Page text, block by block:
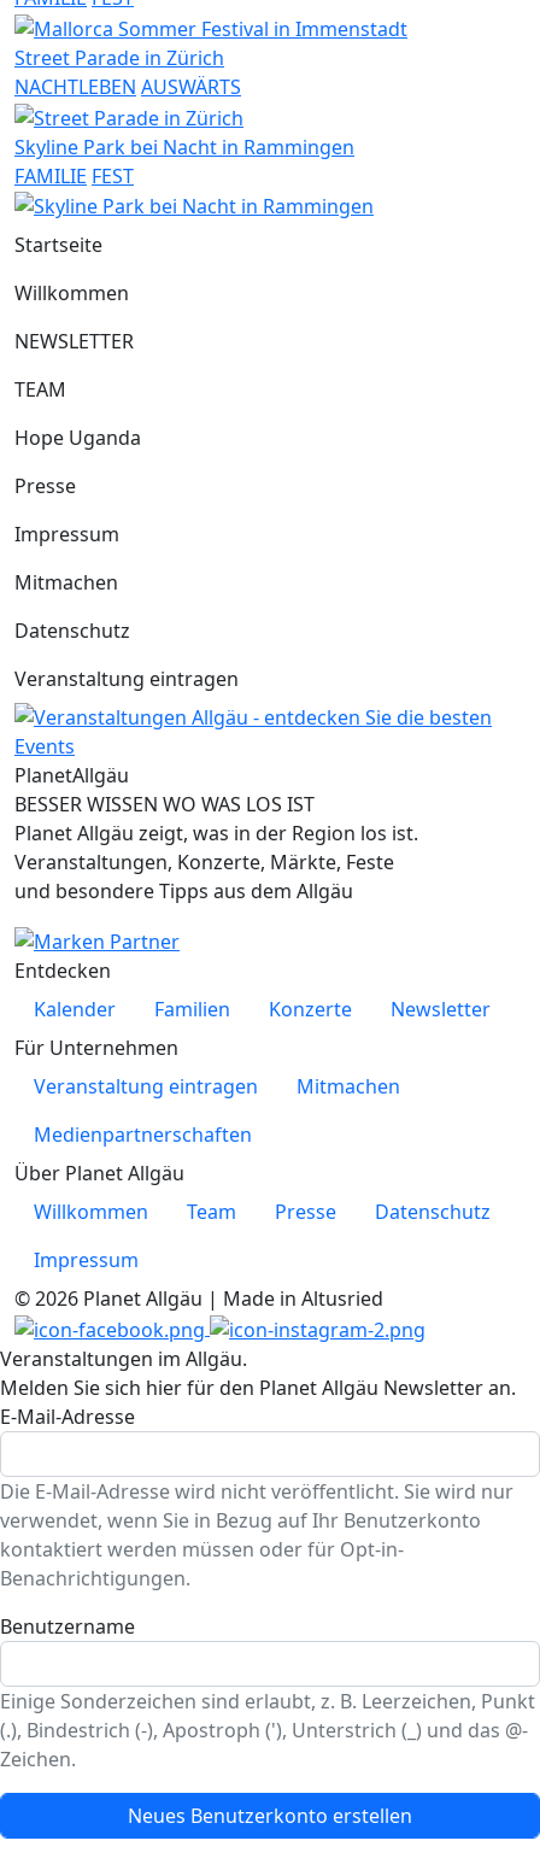
Street Parade in Zürich
NACHTLEBEN AUSWÄRTS
Skyline Park bei Nacht in Rammingen
FAMILIE FEST
Startseite
Willkommen
NEWSLETTER
TEAM
Hope Uganda
Presse
Impressum
Mitmachen
Datenschutz
Veranstaltung eintragen
PlanetAllgäu
BESSER WISSEN WO WAS LOS IST
Planet Allgäu zeigt, was in der Region los ist.
Veranstaltungen, Konzerte, Märkte, Feste
und besondere Tipps aus dem Allgäu
Entdecken
Kalender
Familien Konzerte
Newsletter
Für Unternehmen
Veranstaltung eintragen
Mitmachen
Medienpartnerschaften
Über Planet Allgäu
Willkommen
Team Presse
Datenschutz
Impressum
© 2026 Planet Allgäu | Made in Altusried
Veranstaltungen im Allgäu.
Melden Sie sich hier für den Planet Allgäu Newsletter an.
E-Mail-Adresse
Die E-Mail-Adresse wird nicht veröffentlicht. Sie wird nur
verwendet, wenn Sie in Bezug auf Ihr Benutzerkonto
kontaktiert werden müssen oder für Opt-in-
Benachrichtigungen.
Benutzername
Einige Sonderzeichen sind erlaubt, z. B. Leerzeichen, Punkt
(.), Bindestrich (-), Apostroph ('), Unterstrich (_) und das @-
Zeichen.